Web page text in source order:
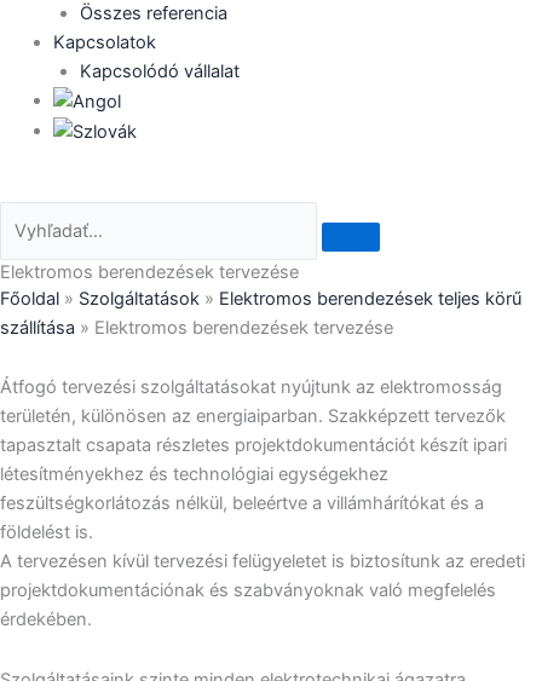
Összes referencia
Kapcsolatok
Kapcsolódó vállalat
Elektromos berendezések tervezése
Főoldal » Szolgáltatások » Elektromos berendezések teljes körű
szállítása » Elektromos berendezések tervezése
Átfogó tervezési szolgáltatásokat nyújtunk az elektromosság
területén, különösen az energiaiparban. Szakképzett tervezők
tapasztalt csapata részletes projektdokumentációt készít ipari
létesítményekhez és technológiai egységekhez
feszültségkorlátozás nélkül, beleértve a villámhárítókat és a
földelést is.
A tervezésen kívül tervezési felügyeletet is biztosítunk az eredeti
projektdokumentációnak és szabványoknak való megfelelés
érdekében.